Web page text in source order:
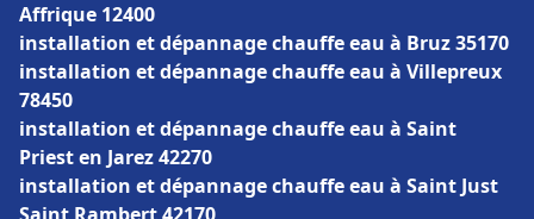
Affrique 12400
installation et dépannage chauffe eau à Bruz 35170
installation et dépannage chauffe eau à Villepreux
78450
installation et dépannage chauffe eau à Saint
Priest en Jarez 42270
installation et dépannage chauffe eau à Saint Just